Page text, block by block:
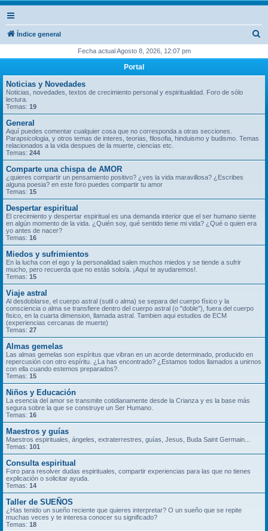
Índice general
c
Fecha actual Agosto 8, 2026, 12:07 pm
Portal
Noticias y Novedades
Noticias, novedades, textos de crecimiento personal y espiritualidad. Foro de sólo
lectura.
Temas: 19
General
Aquí puedes comentar cualquier cosa que no corresponda a otras secciones.
Parapsicologia, y otros temas de interes, teorias, filosofia, hinduismo y budismo. Temas
relacionados a la vida despues de la muerte, ciencias etc.
Temas: 244
Comparte una chispa de AMOR
¿quieres compartir un pensamiento positivo? ¿ves la vida maravillosa? ¿Escribes
alguna poesia? en este foro puedes compartir tu amor
Temas: 15
Despertar espiritual
El crecimiento y despertar espiritual es una demanda interior que el ser humano siente
en algún momento de la vida. ¿Quién soy, qué sentido tiene mi vida? ¿Qué o quien era
yo antes de nacer?
Temas: 16
Miedos y sufrimientos
En la lucha con el ego y la personalidad salen muchos miedos y se tiende a sufrir
mucho, pero recuerda que no estás solo/a. ¡Aquí te ayudaremos!.
Temas: 15
Viaje astral
Al desdoblarse, el cuerpo astral (sutil o alma) se separa del cuerpo físico y la
consciencia o alma se transfiere dentro del cuerpo astral (o "doble"), fuera del cuerpo
fisico, en la cuarta dimension, llamada astral. Tambien aqui estudios de ECM
(experiencias cercanas de muerte)
Temas: 27
Almas gemelas
Las almas gemelas son espíritus que vibran en un acorde determinado, producido en
repercusión con otro espíritu. ¿La has encontrado? ¿Estamos todos llamados a unirnos
con ella cuando estemos preparados?.
Temas: 15
Niños y Educación
La esencia del amor se transmite cotidianamente desde la Crianza y es la base más
segura sobre la que se construye un Ser Humano.
Temas: 16
Maestros y guías
Maestros espirituales, ángeles, extraterrestres, guías, Jesus, Buda Saint Germain...
Temas: 101
Consulta espiritual
Foro para resolver dudas espirituales, compartir experiencias para las que no tienes
explicación o solicitar ayuda.
Temas: 14
Taller de SUEÑOS
¿Has tenido un sueño reciente que quieres interpretar? O un sueño que se repite
muchas veces y te interesa conocer su significado?
Temas: 18